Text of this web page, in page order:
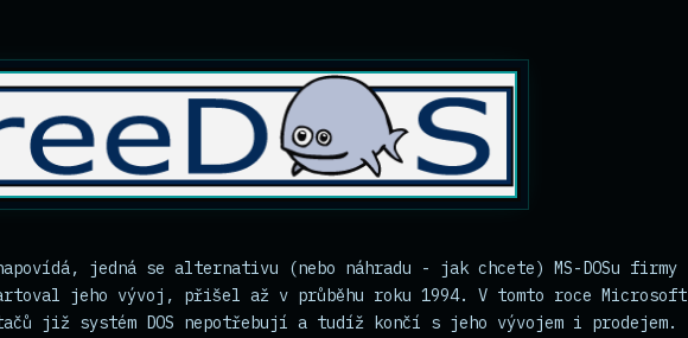
jedná se alternativu (nebo náhradu - jak chcete) MS-DOSu firmy
jeho vývoj, přišel až v průběhu roku 1994. V tomto roce Microsoft
již systém DOS nepotřebují a tudíž končí s jeho vývojem i prodejem.